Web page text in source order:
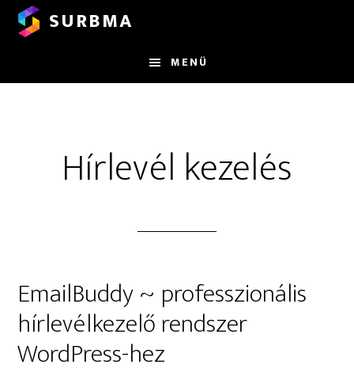
Skip
content
Ugrás
oldalsávhoz
SURBMA
MENÜ
Hírlevél kezelés
EmailBuddy ~ professzionális
hírlevélkezelő rendszer
WordPress-hez